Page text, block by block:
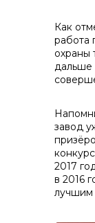
Как
работа
охраны
дальше
завод
2017
в 2016
лучшим